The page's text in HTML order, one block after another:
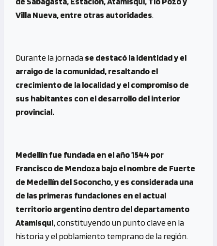
Villa Nueva, entre otras autoridades.
Durante la jornadase destacó la identidad y el
arraigo de la comunidad, resaltando el
crecimiento de la localidad y el compromiso de
sus habitantes con el desarrollo del interior
provincial.
Medellín fue fundada en el año 1544 por
Francisco de Mendoza bajo el nombre de Fuerte
de Medellín del Soconcho, y es considerada una
de las primeras fundaciones en el actual
territorio argentino dentro del departamento
Atamisqui,constituyendo un punto clave en la
historia y el poblamiento temprano de la región.